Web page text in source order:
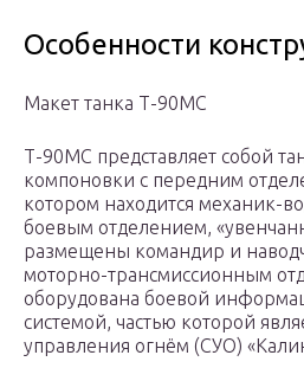
Особенности
Макет танка Т-90МС
Т-90МС представляет собой
компоновки с передним
котором находится механик-
боевым отделением,
размещены командир и
моторно-трансмиссионным
оборудована боевой
системой, частью которой
управления огнём (СУО)